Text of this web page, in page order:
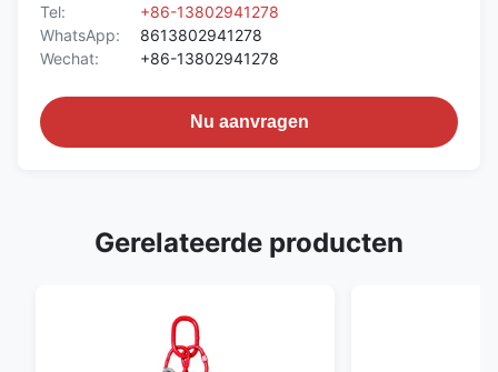
Tel:
+86-13802941278
WhatsApp:
8613802941278
Wechat:
+86-13802941278
Nu aanvragen
Gerelateerde producten